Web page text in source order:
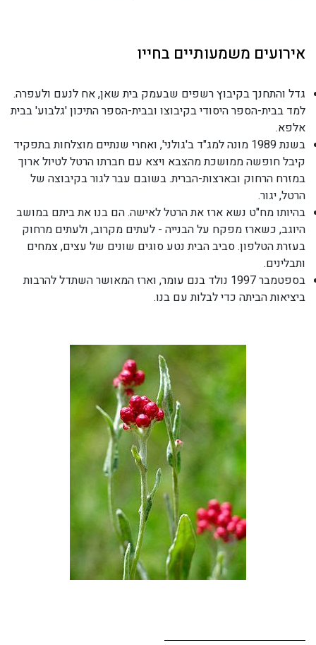
אירועים משמעותיים בחייו
גדל והתחנך בקיבוץ רשפים שבעמק בית שאן, אח לנעם ולעפרה.
למד בבית-הספר היסודי בקיבוצו ובבית-הספר התיכון 'גלבוע' בבית
אלפא.
בשנת 1989 מונה למג"ד ב'גולני', ואחרי שנתיים מוצלחות בתפקיד
קיבל חופשה ממושכת מהצבא ויצא עם חברתו הרטל לטיול ארוך
במזרח הרחוק ובארצות-הברית. בשובם עבר לגור בקיבוצה של
הרטל, יגור.
בהיותו מח"ט נשא ארז את הרטל לאישה. הם בנו את ביתם במושב
היוגב, כשארז מפקח על הבנייה - לעתים מקרוב, ולעתים מרחוק
בעזרת הטלפון. סביב הבית נטע סוגים שונים של עצים, צמחים
ותבלינים.
בספטמבר 1997 נולד בנם עומר, וארז המאושר השתדל להרבות
ביציאות הביתה כדי לבלות עם בנו.